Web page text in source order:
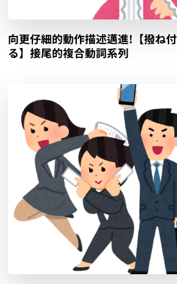
向更仔細的動作描述邁進!【撥ね
る】接尾的複合動詞系列